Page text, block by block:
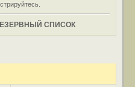
.
СПИСОК